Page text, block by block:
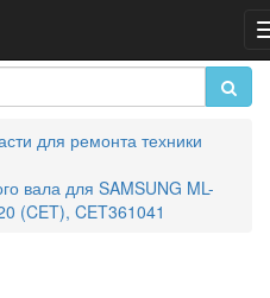
для ремонта техники
вала для SAMSUNG ML-
(CET), CET361041